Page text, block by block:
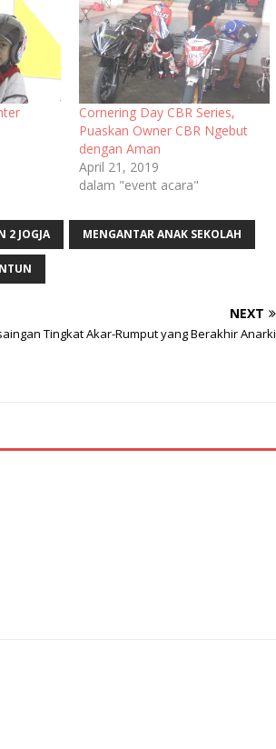
Cornering Day CBR Series,
Puaskan Owner CBR Ngebut
dengan Aman
April 21, 2019
dalam "event acara"
2 JOGJA MENGANTAR ANAK SEKOLAH
NEXT
Tingkat Akar-Rumput yang Berakhir Anarki